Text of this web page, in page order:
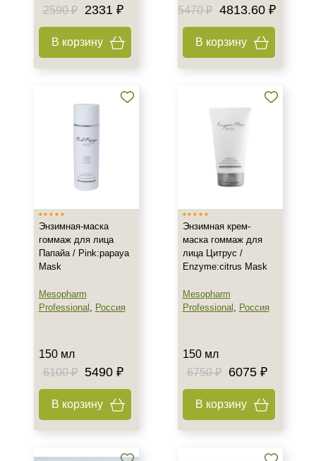
2590 ₽ 2331 ₽
В корзину
5470 ₽ 4813.60 ₽
В корзину
Энзимная-маска
гоммаж для лица
Папайа / Pink:papaya
Mask
Mesopharm
Professional , Россия
150 мл
6100 ₽
5490 ₽
В корзину
Энзимная крем-
маска гоммаж для
лица Цитрус /
Enzyme:citrus Mask
Mesopharm
Professional , Россия
150 мл
6750 ₽
6075 ₽
В корзину
Не показывать предложение о консультации
+7 (495) 640-58-89